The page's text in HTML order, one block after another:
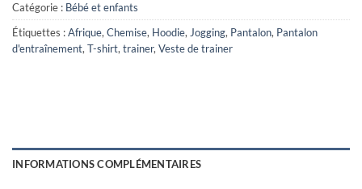
Catégorie : Bébé et enfants
Étiquettes :Afrique,Chemise, Hoodie,Jogging, Pantalon, Pantalon
d'entraînement,T-shirt,trainer,Veste de trainer
INFORMATIONS COMPLÉMENTAIRES